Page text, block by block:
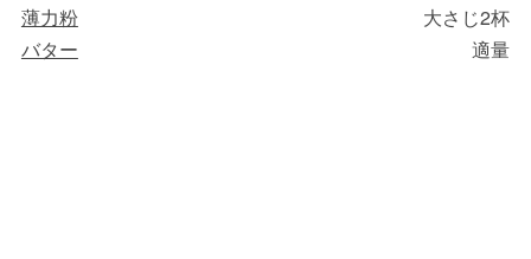
薄力粉
大さじ2杯
バター
適量